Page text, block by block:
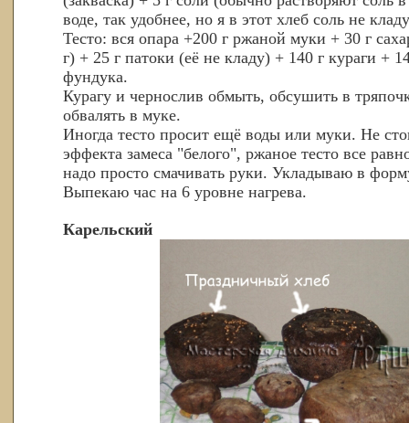
воде, так удобнее, но я в этот хлеб соль не
Тесто: вся опара +200 г ржаной муки + 30 г
г) + 25 г патоки (её не кладу) + 140 г кураги +
фундука.
Курагу и чернослив обмыть, обсушить в
обвалять в муке.
Иногда тесто просит ещё воды или муки. Не
эффекта замеса "белого", ржаное тесто все
надо просто смачивать руки. Укладываю в
Выпекаю час на 6 уровне нагрева.
Карельский